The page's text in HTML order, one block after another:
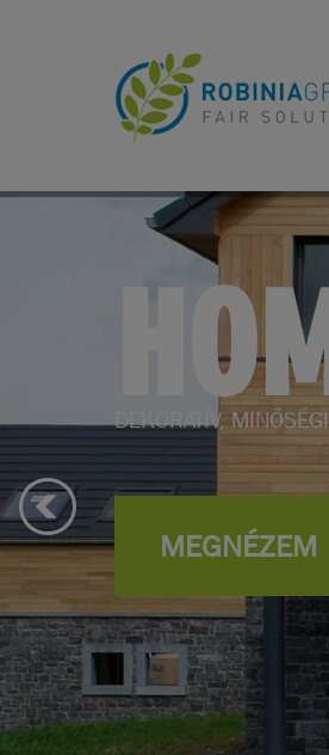
KERTI BÚTOROK,
MEGNÉZEM